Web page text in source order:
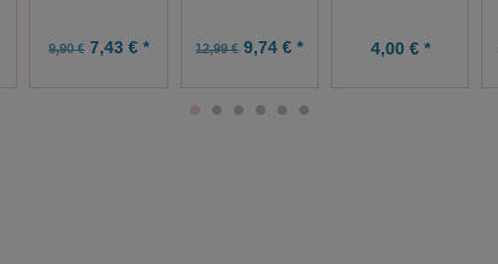
9,90 €7,43 € * 12,99 €9,74 € * 4,00 € *